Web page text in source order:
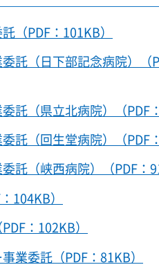
PDF：101KB）
（日下部記念病院）（
（県立北病院）（PDF：
（回生堂病院）（PDF：
（峡西病院）（PDF：
）
：102KB）
委託（PDF：81KB）